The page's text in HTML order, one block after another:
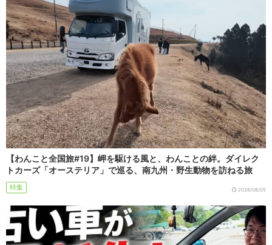
【わんこと全国旅#19】岬を駆ける風と、わんことの絆。ダイレク
トカーズ「オーステリア」で巡る、南九州・野生動物を訪ねる旅
特集 2026/08/05